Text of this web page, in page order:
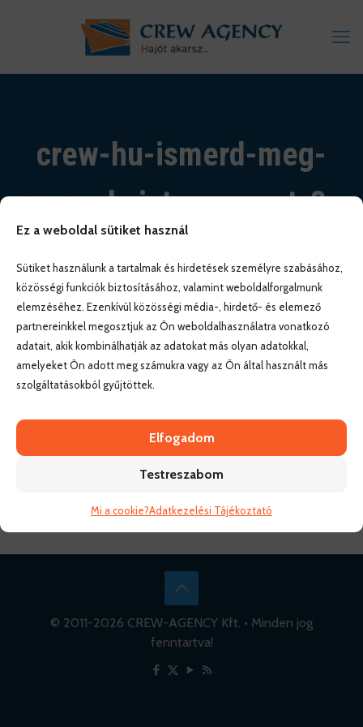
Ez a weboldal sütiket használ
Sütiket használunk a tartalmak és hirdetések személyre szabásához,
közösségi funkciók biztosításához, valamint weboldalforgalmunk
elemzéséhez. Ezenkívül közösségi média-, hirdető- és elemező
partnereinkkel megosztjuk az Ön weboldalhasználatra vonatkozó
adatait, akik kombinálhatják az adatokat más olyan adatokkal,
amelyeket Ön adott meg számukra vagy az Ön által használt más
szolgáltatásokból gyűjtöttek.
Elfogadom
Testreszabom
Mi a cookie?Adatkezelési Tájékoztató
crew-hu-ismerd-meg-
a-po-hajotarsasagot-3
© 2011-2026 CREW-AGENCY Kft. • Minden jog
fenntartva!